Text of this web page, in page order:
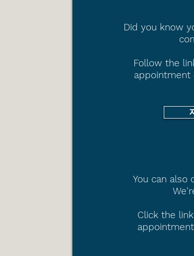
Did you know
Follow the
appointment
You can also
Click the link